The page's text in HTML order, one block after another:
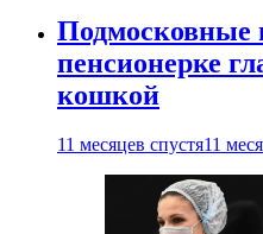
Подмосковные
пенсионерке
кошкой
11 месяцев спустя11